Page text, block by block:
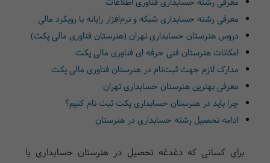
معرفی رشته حسابداری شبکه و نرم‌افزار رایانه با رویکرد مالی
دروس هنرستان حسابداری تهران (هنرستان فناوری مالی پکت)
امکانات هنرستان فنی حرفه ای فناوری مالی پکت
مدارک لازم جهت ثبت‌نام در هنرستان فناوری مالی پکت
معرفی بهترین هنرستان حسابداری تهران
چرا باید در هنرستان حسابداری پکت ثبت نام کنیم؟
ادامه تحصیل رشته حسابداری در هنرستان
برای کسانی که دغدغه تحصیل در هنرستان حسابداری یا